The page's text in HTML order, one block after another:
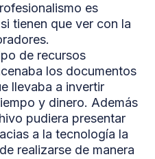
es
tienen que ver con la
de recursos
los documentos
llevaba a invertir
y dinero. Además
pudiera presentar
a la tecnología la
realizarse de manera